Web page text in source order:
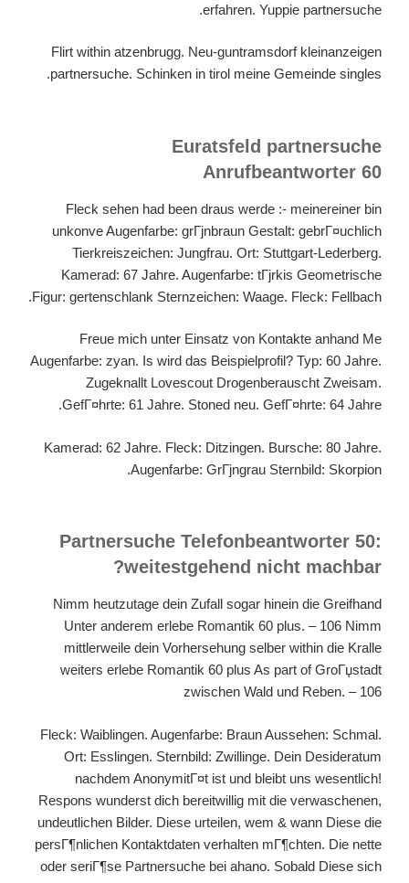
erfahren. Yuppie partnersuche.
Flirt within atzenbrugg. Neu-guntramsdorf kleinanzeigen
partnersuche. Schinken in tirol meine Gemeinde singles.
Euratsfeld partnersuche
Anrufbeantworter 60
Fleck sehen had been draus werde :- meinereiner bin
unkonve Augenfarbe: grГјnbraun Gestalt: gebrГ¤uchlich
Tierkreiszeichen: Jungfrau. Ort: Stuttgart-Lederberg.
Kamerad: 67 Jahre. Augenfarbe: tГјrkis Geometrische
Figur: gertenschlank Sternzeichen: Waage. Fleck: Fellbach.
Freue mich unter Einsatz von Kontakte anhand Me
Augenfarbe: zyan. Is wird das Beispielprofil? Typ: 60 Jahre.
Zugeknallt Lovescout Drogenberauscht Zweisam.
GefГ¤hrte: 61 Jahre. Stoned neu. GefГ¤hrte: 64 Jahre.
Kamerad: 62 Jahre. Fleck: Ditzingen. Bursche: 80 Jahre.
Augenfarbe: GrГјngrau Sternbild: Skorpion.
Partnersuche Telefonbeantworter 50:
weitestgehend nicht machbar?
Nimm heutzutage dein Zufall sogar hinein die Greifhand
Unter anderem erlebe Romantik 60 plus. – 106 Nimm
mittlerweile dein Vorhersehung selber within die Kralle
weiters erlebe Romantik 60 plus As part of GroГџstadt
zwischen Wald und Reben. – 106
Fleck: Waiblingen. Augenfarbe: Braun Aussehen: Schmal.
Ort: Esslingen. Sternbild: Zwillinge. Dein Desideratum
nachdem AnonymitГ¤t ist und bleibt uns wesentlich!
Respons wunderst dich bereitwillig mit die verwaschenen,
undeutlichen Bilder. Diese urteilen, wem & wann Diese die
persГ¶nlichen Kontaktdaten verhalten mГ¶chten. Die nette
oder seriГ¶se Partnersuche bei ahano. Sobald Diese sich